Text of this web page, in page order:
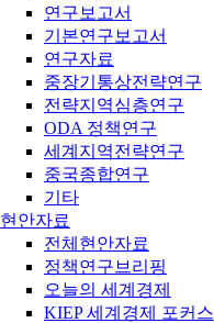
연구보고서
기본연구보고서
연구자료
중장기통상전략연구
전략지역심층연구
ODA 정책연구
세계지역전략연구
중국종합연구
기타
현안자료
전체현안자료
정책연구브리핑
오늘의 세계경제
KIEP 세계경제 포커스